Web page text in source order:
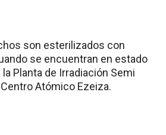
son esterilizados con
se encuentran en estado
Planta de Irradiación Semi
Atómico Ezeiza.